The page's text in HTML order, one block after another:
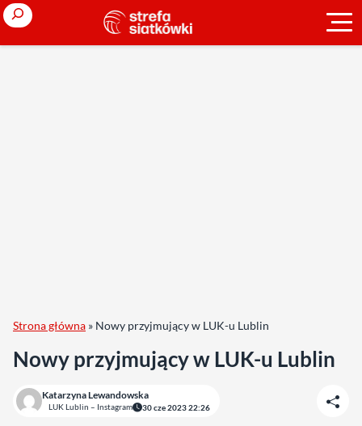
Search
Strona główna » Nowy przyjmujący w LUK-u Lublin
Nowy przyjmujący w LUK-u Lublin
Katarzyna Lewandowska
LUK Lublin – Instagram 30 cze 2023 22:26